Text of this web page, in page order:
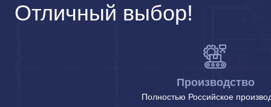
Отличный выбор!
Производство
Полностью Российское